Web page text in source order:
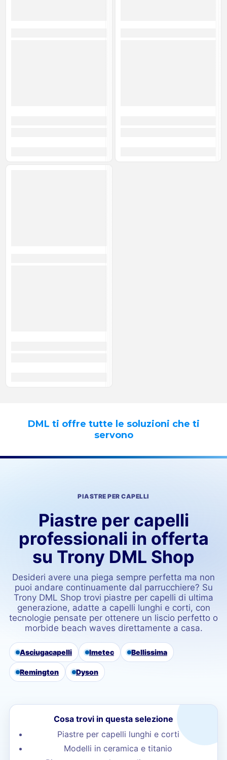
DML ti offre tutte le soluzioni che ti
servono
PIASTRE PER CAPELLI
Piastre per capelli
professionali in offerta
su Trony DML Shop
Desideri avere una piega sempre perfetta ma non
puoi andare continuamente dal parrucchiere? Su
Trony DML Shop trovi piastre per capelli di ultima
generazione, adatte a capelli lunghi e corti, con
tecnologie pensate per ottenere un liscio perfetto o
morbide beach waves direttamente a casa.
Asciugacapelli Imetec Bellissima
Remington Dyson
Cosa trovi in questa selezione
Piastre per capelli lunghi e corti
Modelli in ceramica e titanio